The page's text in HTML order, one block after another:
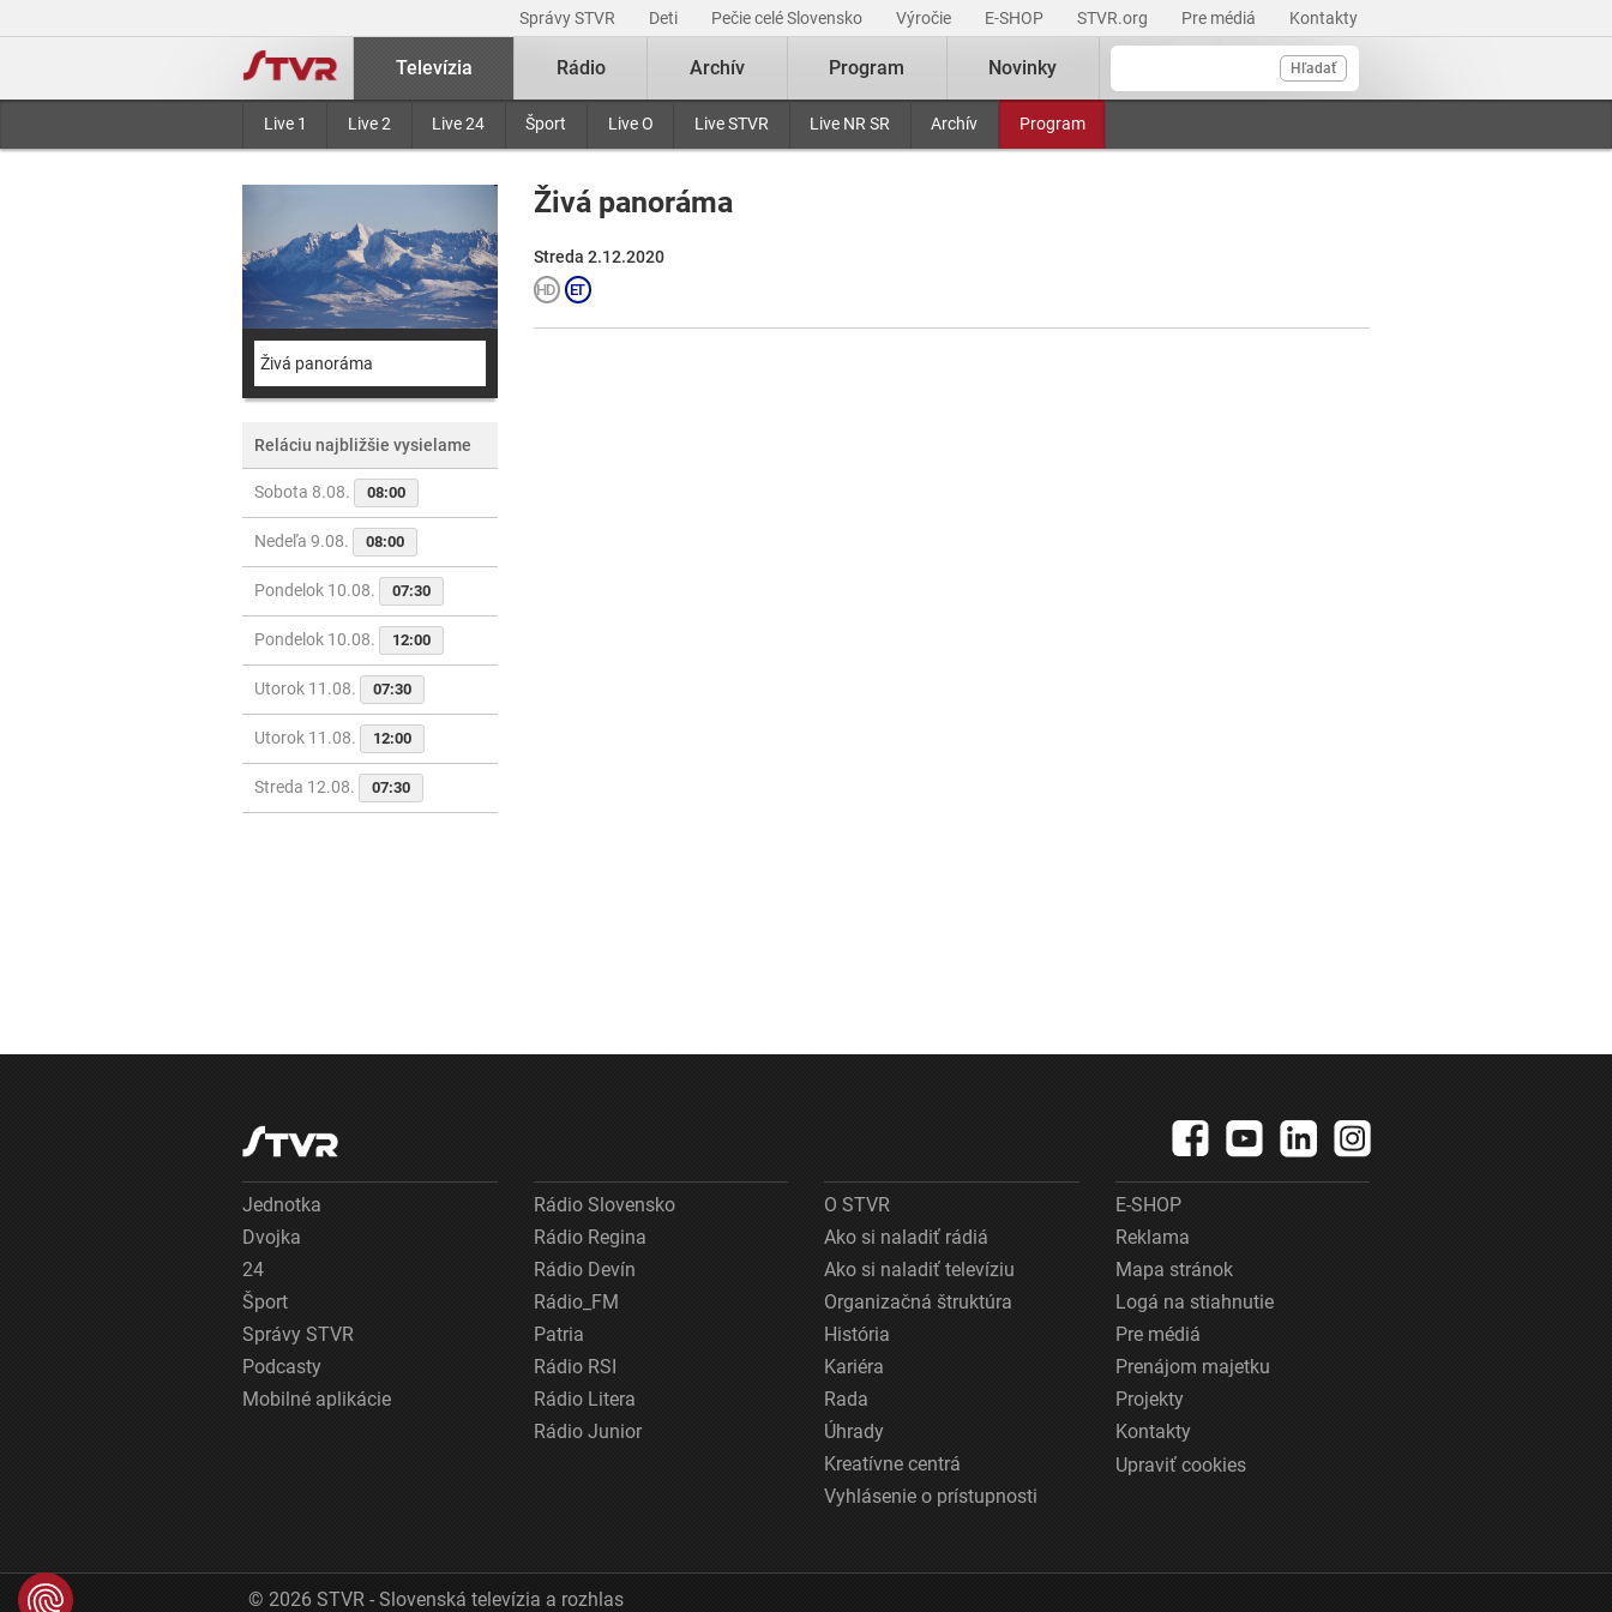
Správy STVR Deti Pečie celé Slovensko Výročie E-SHOP STVR.org Pre médiá Kontakty
Hľadať
Televízia
Live 1 Live 2 Live 24 Šport Live O Live STVR Live NR SR Archív Program
Rádio Archív Program Novinky
Živá panoráma
Reláciu najbližšie vysielame
Sobota 8.08. 08:00
Nedeľa 9.08. 08:00
Pondelok 10.08. 07:30
Pondelok 10.08. 12:00
Utorok 11.08. 07:30
Utorok 11.08. 12:00
Streda 12.08. 07:30
Živá panoráma
Streda 2.12.2020
Jednotka
Dvojka
24
Šport
Správy STVR
Podcasty
Mobilné aplikácie
Rádio Slovensko
Rádio Regina
Rádio Devín
Rádio_FM
Patria
Rádio RSI
Rádio Litera
Rádio Junior
O STVR
Ako si naladiť rádiá
Ako si naladiť televíziu
Organizačná štruktúra
História
Kariéra
Rada
Úhrady
Kreatívne centrá
Vyhlásenie o prístupnosti
E-SHOP
Reklama
Mapa stránok
Logá na stiahnutie
Pre médiá
Prenájom majetku
Projekty
Kontakty
Upraviť cookies
© 2026 STVR - Slovenská televízia a rozhlas